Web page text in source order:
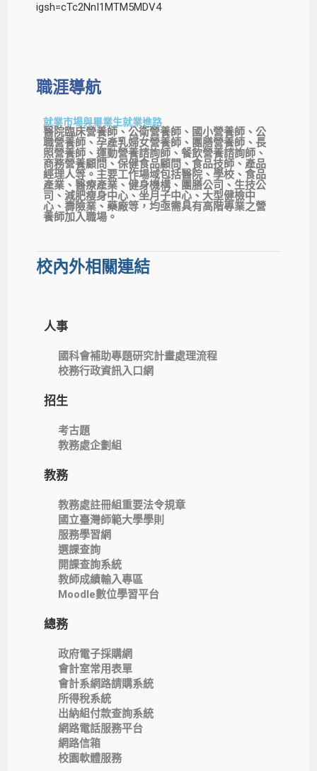
igsh=cTc2NnI1MTM5MDV4
職涯導航
就業市場與畢業生就業進路
醫院臨床營養師、公衛營養師、國小營養師、公
職營養師、孕產乳婦女營養師、團膳營養師、長
照營養師、運動營養諮詢師、餐飲營養諮詢師、
商務營養顧問、保健食品顧問、食品技師、產品
經理人等。主要工作場域包括醫院、學校、食品
產業、醫療產業、健身機構、團膳公司、生技公
司、減肥瘦身中心、坐月子中心、大型健檢中
心、壽險業、藥廠等，均亟需具有高階專業之營
養師加入職場。
校內外相關連結
人事
國科會補助專題研究計畫處理流程
校務行政資訊入口網
招生
考古題
教務處企劃組
教務
教務處註冊組重要法令規章
國立臺灣師範大學學則
服務學習網
選課查詢
開課查詢系統
教師成績輸入專區
Moodle數位學習平台
總務
政府電子採購網
會計室常用表單
會計系網路請購系統
所得稅系統
出納組付款查詢系統
網路電話服務平台
網路信箱
校園軟體服務